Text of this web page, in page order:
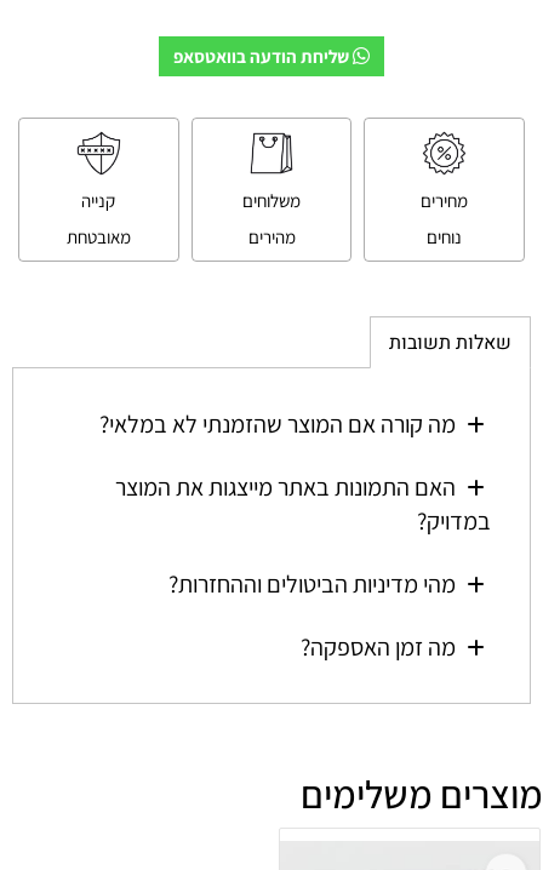
שליחת הודעה בוואטסאפ
מחירים
נוחים
משלוחים
מהירים
קנייה
מאובטחת
שאלות תשובות
מה קורה אם המוצר שהזמנתי לא במלאי?
האם התמונות באתר מייצגות את המוצר
במדויק?
מהי מדיניות הביטולים וההחזרות?
מה זמן האספקה?
מוצרים משלימים